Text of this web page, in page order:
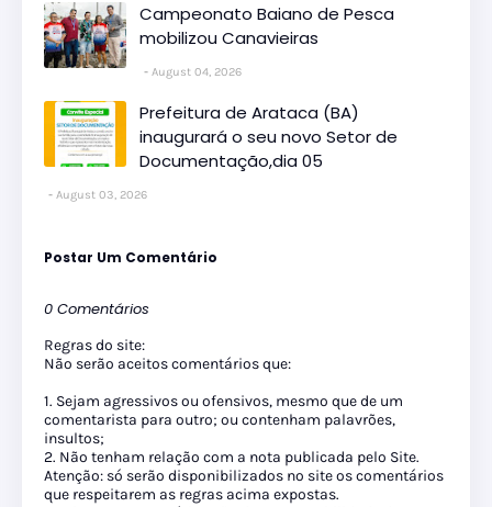
Campeonato Baiano de Pesca
mobilizou Canavieiras
August 04, 2026
Prefeitura de Arataca (BA)
inaugurará o seu novo Setor de
Documentação,dia 05
August 03, 2026
Postar Um Comentário
0 Comentários
Regras do site:
Não serão aceitos comentários que:
1. Sejam agressivos ou ofensivos, mesmo que de um
comentarista para outro; ou contenham palavrões,
insultos;
2. Não tenham relação com a nota publicada pelo Site.
Atenção: só serão disponibilizados no site os comentários
que respeitarem as regras acima expostas.